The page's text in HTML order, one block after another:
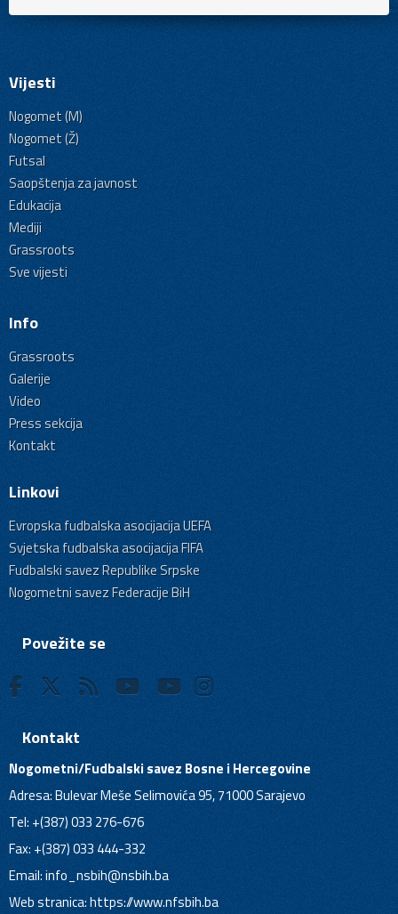
Vijesti
Nogomet (M)
Nogomet (Ž)
Futsal
Saopštenja za javnost
Edukacija
Mediji
Grassroots
Sve vijesti
Info
Grassroots
Galerije
Video
Press sekcija
Kontakt
Linkovi
Evropska fudbalska asocijacija UEFA
Svjetska fudbalska asocijacija FIFA
Fudbalski savez Republike Srpske
Nogometni savez Federacije BiH
Povežite se
Kontakt
Nogometni/Fudbalski savez Bosne i Hercegovine
Adresa: Bulevar Meše Selimovića 95, 71000 Sarajevo
Tel: +(387) 033 276-676
Fax: +(387) 033 444-332
Email:info_nsbih@nsbih.ba
Web stranica: https://www.nfsbih.ba